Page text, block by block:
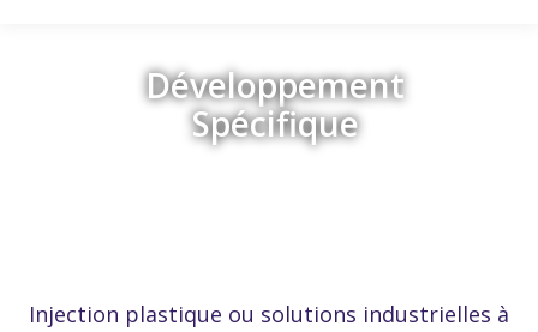
Développement
Spécifique
Injection plastique ou solutions industrielles à